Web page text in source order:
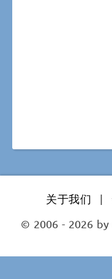
关于我们 |
© 2006 - 2026